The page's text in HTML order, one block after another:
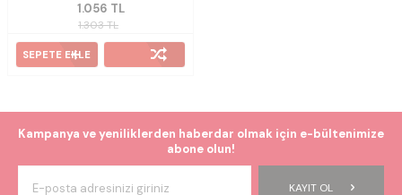
1.303TL
1.056 TL
SEPETE EKLE
Kampanya ve yeniliklerden haberdar olmak için e-bültenimize
abone olun!
KAYIT OL